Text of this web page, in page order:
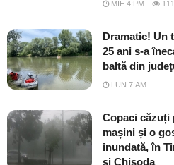
MIE 4:PM 111
Dramatic! Un
25 ani s-a
baltă din
LUN 7:AM
Copaci căzuți
mașini și o
inundată, în
și Chișoda